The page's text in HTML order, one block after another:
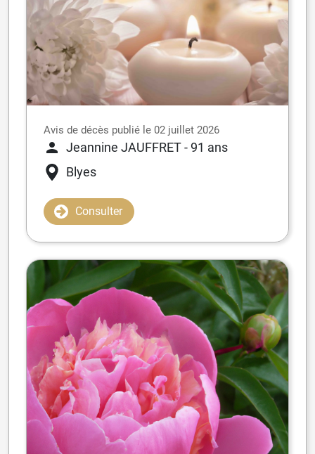
Avis de décès publié le 02 juillet 2026
Jeannine JAUFFRET- 91 ans
Blyes
Consulter